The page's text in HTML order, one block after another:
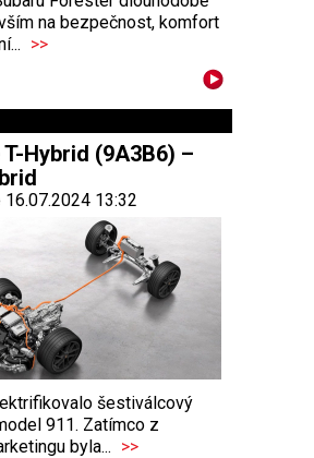
na bezpečnost, komfort
>>
Hybrid (9A3B6) –
16.07.2024 13:32
šestiválcový
911. Zatímco z
byla... >>